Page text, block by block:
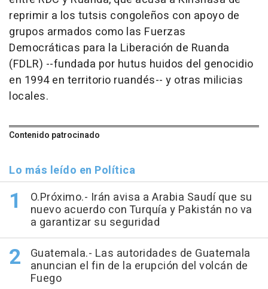
reprimir a los tutsis congoleños con apoyo de
grupos armados como las Fuerzas
Democráticas para la Liberación de Ruanda
(FDLR) --fundada por hutus huidos del genocidio
en 1994 en territorio ruandés-- y otras milicias
locales.
Contenido patrocinado
Lo más leído en Política
O.Próximo.- Irán avisa a Arabia Saudí que su
nuevo acuerdo con Turquía y Pakistán no va
a garantizar su seguridad
Guatemala.- Las autoridades de Guatemala
anuncian el fin de la erupción del volcán de
Fuego